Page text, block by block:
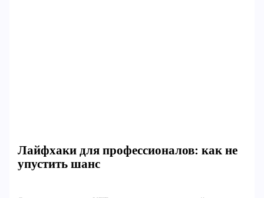
Лайфхаки для профессионалов: как не
упустить шанс